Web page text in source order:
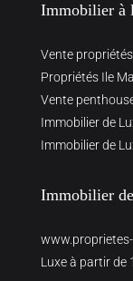
Immobilier à
Vente
Propriétés Ile
Vente
Immobilier de
Immobilier de
Immobilier
Luxe à partir de